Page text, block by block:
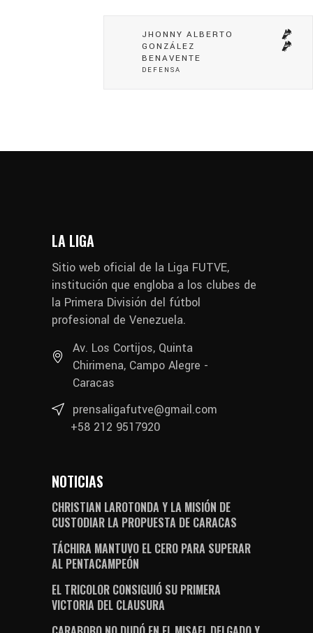
JHONNY ALBERTO
GONZÁLEZ
BENAVENTE
DEFENSA
LA LIGA
Sitio web oficial de la Liga FUTVE,
institución que engloba a los clubes de
la Primera División del fútbol
profesional de Venezuela.
Av. Los Cortijos, Quinta
Chirimena, Campo Alegre -
Caracas
prensaligafutve@gmail.com
+58 212 9517920
NOTICIAS
CHRISTIAN LAROTONDA Y LA MISIÓN DE
CUSTODIAR LA PROPUESTA DE CARACAS
TÁCHIRA MANTUVO EL CERO PARA SUPERAR
AL PENTACAMPEÓN
EL TRICOLOR CONSIGUIÓ SU PRIMERA
VICTORIA DEL CLAUSURA